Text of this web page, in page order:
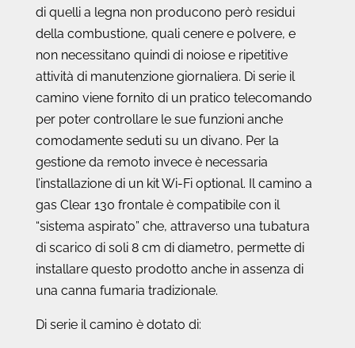
di quelli a legna non producono però residui
della combustione, quali cenere e polvere, e
non necessitano quindi di noiose e ripetitive
attività di manutenzione giornaliera. Di serie il
camino viene fornito di un pratico telecomando
per poter controllare le sue funzioni anche
comodamente seduti su un divano. Per la
gestione da remoto invece è necessaria
l’installazione di un kit Wi-Fi optional. Il camino a
gas Clear 130 frontale è compatibile con il
“sistema aspirato” che, attraverso una tubatura
di scarico di soli 8 cm di diametro, permette di
installare questo prodotto anche in assenza di
una canna fumaria tradizionale.
Di serie il camino è dotato di: